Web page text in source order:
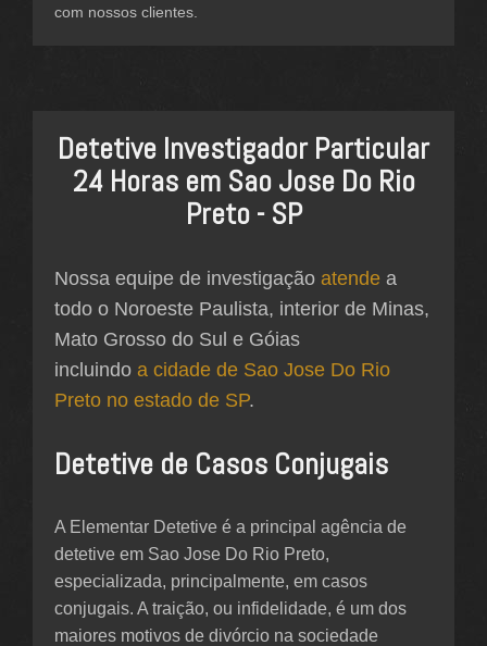
com nossos clientes.
Detetive Investigador Particular
24 Horas em Sao Jose Do Rio
Preto - SP
Nossa equipe de investigação atende a
todo o Noroeste Paulista, interior de Minas,
Mato Grosso do Sul e Góias
incluindo a cidade de Sao Jose Do Rio
Preto no estado de SP.
Detetive de Casos Conjugais
A Elementar Detetive é a principal agência de
detetive em Sao Jose Do Rio Preto,
especializada, principalmente, em casos
conjugais. A traição, ou infidelidade, é um dos
maiores motivos de divórcio na sociedade